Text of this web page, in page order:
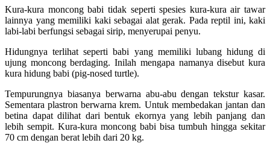
Kura-kura moncong babi tidak seperti spesies kura-kura air tawar
lainnya yang memiliki kaki sebagai alat gerak. Pada reptil ini, kaki
labi-labi berfungsi sebagai sirip, menyerupai penyu.
Hidungnya terlihat seperti babi yang memiliki lubang hidung di
ujung moncong berdaging. Inilah mengapa namanya disebut kura
kura hidung babi (pig-nosed turtle).
Tempurungnya biasanya berwarna abu-abu dengan tekstur kasar.
Sementara plastron berwarna krem. Untuk membedakan jantan dan
betina dapat dilihat dari bentuk ekornya yang lebih panjang dan
lebih sempit. Kura-kura moncong babi bisa tumbuh hingga sekitar
70 cm dengan berat lebih dari 20 kg.